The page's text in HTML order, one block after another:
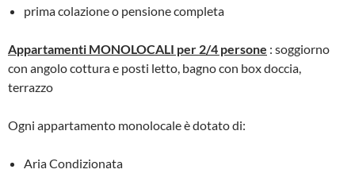
prima colazione o pensione completa
Appartamenti MONOLOCALI per 2/4 persone : soggiorno
con angolo cottura e posti letto, bagno con box doccia,
terrazzo
Ogni appartamento monolocale è dotato di:
Aria Condizionata